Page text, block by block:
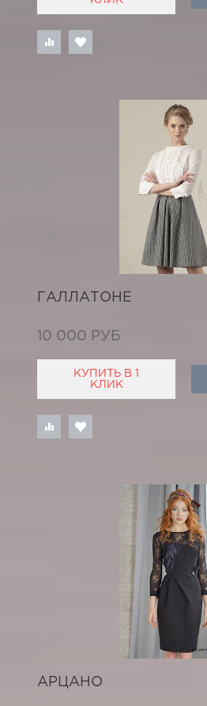
ГАЛЛАТОНЕ
10 000 РУБ
КУПИТЬ В 1
КЛИК
АРЦАНО